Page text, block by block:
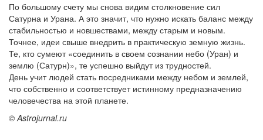
По большому счету мы снова видим столкновение сил
Сатурна и Урана. А это значит, что нужно искать баланс между
стабильностью и новшествами, между старым и новым.
Точнее, идеи свыше внедрить в практическую земную жизнь.
Те, кто сумеют «соединить в своем сознании небо (Уран) и
землю (Сатурн)», те успешно выйдут из трудностей.
День учит людей стать посредниками между небом и землей,
что собственно и соответствует истинному предназначению
человечества на этой планете.
© Astrojurnal.ru